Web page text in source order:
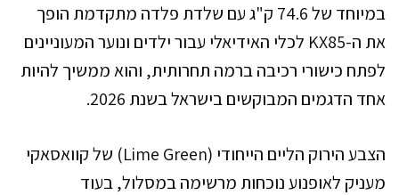
במיוחד של 74.6 ק"ג עם שלדת פלדה מתקדמת הופך
את ה-KX85 לכלי האידיאלי עבור ילדים ונוער המעוניינים
לפתח כישורי רכיבה ברמה תחרותית, והוא ממשיך להיות
אחד הדגמים המבוקשים בישראל בשנת 2026.
הצבע הירוק הליים הייחודי (Lime Green) של קוואסאקי
מעניק לאופנוע נוכחות מרשימה במסלול, בעוד